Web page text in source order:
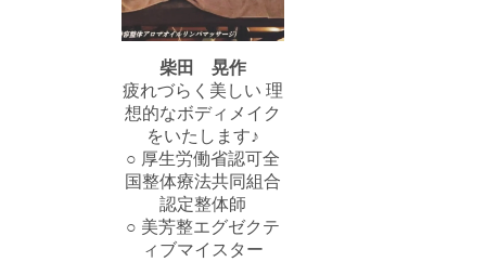
柴田 晃作
疲れづらく美しい 理
想的なボディメイク
をいたします♪
○ 厚生労働省認可全
国整体療法共同組合
認定整体師
○ 美芳整エグゼクテ
ィブマイスター